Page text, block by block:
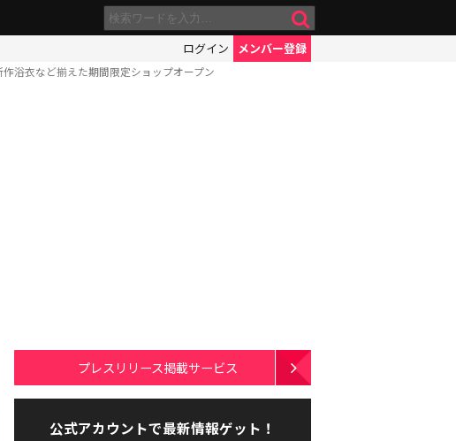
ログイン メンバー登録
浴衣など揃えた期間限定ショップオープン
プレスリリース掲載サービス
公式アカウントで最新情報ゲット！